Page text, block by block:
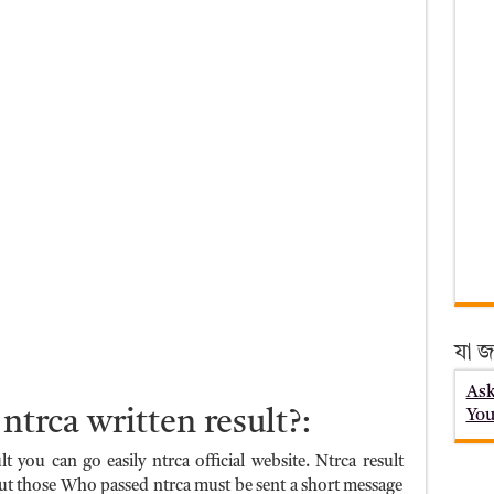
written result?:
you can go easily ntrca official website. Ntrca result
those Who passed ntrca must be sent a short message
যা